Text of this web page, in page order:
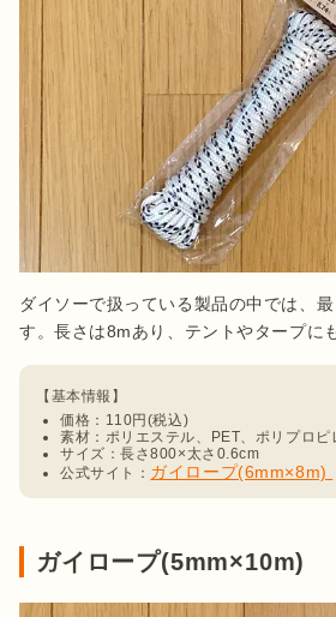
ダイソーで扱っている製品の中では、
す。長さは8mあり、テントやタープに
価格：110円(税込)
素材：ポリエステル、PET、ポリプロピ
サイズ：長さ800×太さ0.6cm
公式サイト： ガイロープ(6mm×8m)
ガイロープ(5mm×10m)